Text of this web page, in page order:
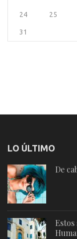
24 25
31
LO ÚLTIMO
De